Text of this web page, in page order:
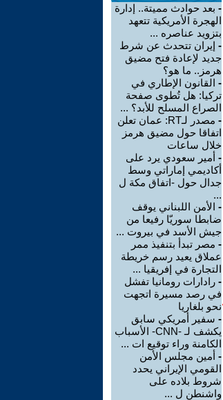
- بعد حوادث مميتة.. إدارة
الهجرة الأمريكية تتعهد
بتزويد عناصره ...
- إيران تتحدث عن شرط
جديد لإعادة فتح مضيق
هرمز.. ما هو؟
- القانون الإطاري في
تركيا: هل تُطوى صفحة
الصراع المسلح للأبد؟ ...
-
مصدر لـRT: عمان تعلن
اتفاقا حول مضيق هرمز
خلال ساعات
- أمير سعودي يرد على
أكاديمي إماراتي وسط
جدال حول -اتفاق مكة ل
...
- الأمن اللبناني يوقف
ضابطا سوريّا رفيعا من
جيش الأسد في بيروت ...
- مصر تبدأ بتنفيذ ممر
عملاق يعيد رسم خريطة
التجارة في إفريقيا ...
- رادارات رومانيا تفشل
في رصد مسيرة اتجهت
نحو بلغاريا
- سفير أمريكي سابق
يكشف لـ -CNN- الأسباب
الكامنة وراء توقيع ات ...
- أمين مجلس الأمن
القومي الإيراني يحدد
شروط بلاده على
واشنطن ل ...